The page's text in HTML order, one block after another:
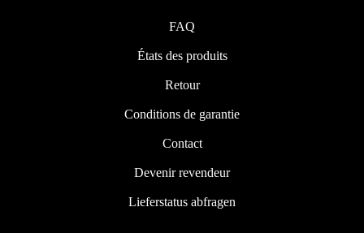
FAQ
États des produits
Retour
Conditions de garantie
Contact
Devenir revendeur
Lieferstatus abfragen